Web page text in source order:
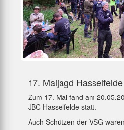
17. Maijagd Hasselfelde
Zum 17. Mal fand am
JBC Hasselfelde statt.
Auch Schützen der VSG